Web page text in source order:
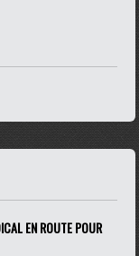
EN ROUTE POUR